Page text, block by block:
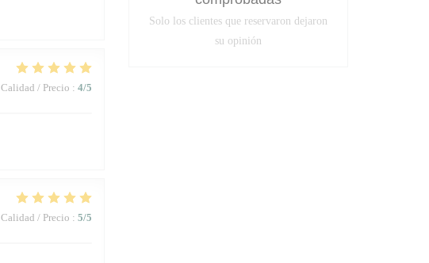
Calidad / Precio : 4/5
Calidad / Precio : 5/5
Solo los clientes que reservaron dejaron
su opinión